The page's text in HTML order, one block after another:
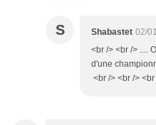
S Shabastet 02/
<br /> <br /> ....
d'une
<br /> <br />